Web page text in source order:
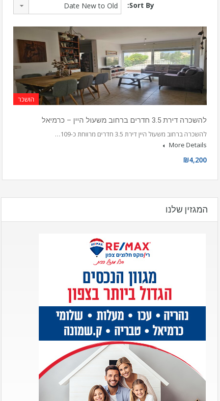
Sort By:
Date New to Old
הושכר
להשכרה דירת 3.5 חדרים ברחוב משעול היין – כרמיאל
להשכרה ברחוב משעול היין דירת 3.5 חדרים מרווחת כ-109…
More Details
₪4,200
המגזין שלנו